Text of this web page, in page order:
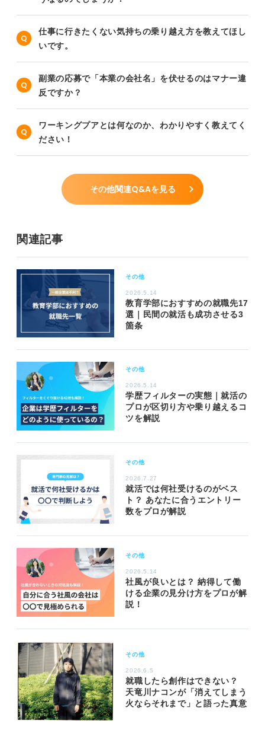
仕事に行きたくない気持ちの乗り越え方を教えてほし
いです。
副業の応募で「本業の会社名」を伏せるのはマナー違
反ですか？
ワーキングプアとは何なのか、わかりやすく教えてく
ださい！
その他関連Q&Aを見る
関連記事
その他
2026.5.14
教育学部におすすめの就職先17
選｜民間の就活も成功させる3
箇条
その他
2026.5.14
学歴フィルターの実態｜就活の
プロが区切り方や乗り越えるコ
ツを解説
その他
2026.7.27
就活では何社受けるのがベス
ト？ あなたに合うエントリー
数をプロが解説
その他
2026.5.14
社風が良いとは？ 納得して働
ける企業の見分け方をプロが解
説！
その他
2026.6.5
就職したら創作はできない？
天竜川ナコンが「消えてしまう
火ならそれまで」と語った真意